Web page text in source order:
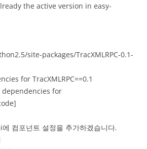
the active version in easy-
site-packages/TracXMLRPC-0.1-
for TracXMLRPC==0.1
dependencies for
컴포넌트 설정을 추가하겠습니다.